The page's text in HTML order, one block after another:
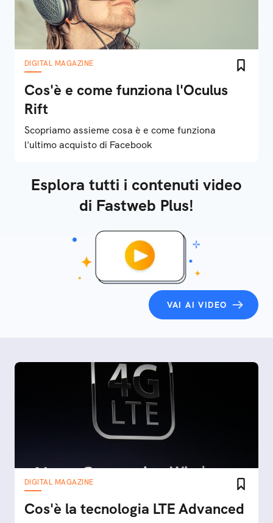
DIGITAL MAGAZINE
Cos'è e come funziona l'Oculus
Rift
Scopriamo assieme cosa è e come funziona
l'ultimo acquisto di Facebook
Esplora tutti i contenuti video
di Fastweb Plus!
VAI AI VIDEO
DIGITAL MAGAZINE
Cos'è la tecnologia LTE Advanced